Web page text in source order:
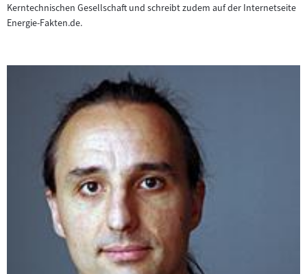
Kerntechnischen Gesellschaft und schreibt zudem auf der Internetseite
Energie-Fakten.de.